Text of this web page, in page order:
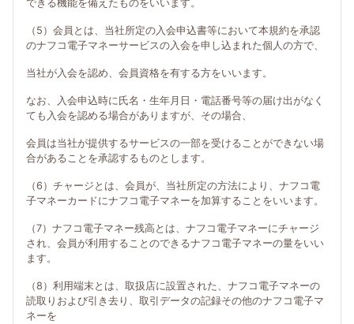
できる機能を備えたものをいいます。
（5）会員とは、当社所定の入会申込書等において本規約を承認
のナフコ電子マネーサービスの入会を申し込まれた個人の方で、
当社が入会を認め、会員資格を有する方をいいます。
なお、入会申込時に氏名・生年月日・電話番号等の届け出がなく
ても入会を認める場合がありますが、その場合、
会員は当社が提供するサービスの一部を受けることができない場
合があることを承認するものとします。
（6）チャージとは、会員が、当社所定の方法により、ナフコ電
子マネーカードにナフコ電子マネーを加算することをいいます。
（7）ナフコ電子マネー残高とは、ナフコ電子マネーにチャージ
され、会員が利用することのできるナフコ電子マネーの量をいい
ます。
（8）利用端末とは、取扱店に設置された、ナフコ電子マネーの
読取りおよび引き去り、取引データの記録その他のナフコ電子マ
ネーを